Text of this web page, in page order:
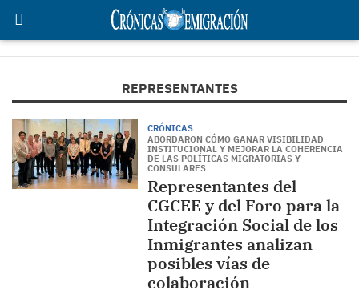
REPRESENTANTES
CRÓNICAS
ABORDARON CÓMO GANAR VISIBILIDAD
INSTITUCIONAL Y MEJORAR LA COHERENCIA
DE LAS POLÍTICAS MIGRATORIAS Y
CONSULARES
Representantes del
CGCEE y del Foro para la
Integración Social de los
Inmigrantes analizan
posibles vías de
colaboración